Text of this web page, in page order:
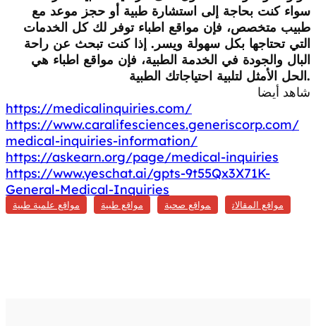
سواء كنت بحاجة إلى استشارة طبية أو حجز موعد مع
طبيب متخصص، فإن مواقع اطباء توفر لك كل الخدمات
التي تحتاجها بكل سهولة ويسر. إذا كنت تبحث عن راحة
البال والجودة في الخدمة الطبية، فإن مواقع اطباء هي
الحل الأمثل لتلبية احتياجاتك الطبية.
شاهد أيضا
https://medicalinquiries.com/
https://www.caralifesciences.generiscorp.com/
medical-inquiries-information/
https://askearn.org/page/medical-inquiries
https://www.yeschat.ai/gpts-9t55Qx3X71K-
General-Medical-Inquiries
مواقع المقالات مواقع صحية مواقع طبية مواقع علمية طبية